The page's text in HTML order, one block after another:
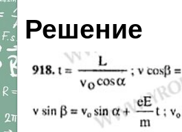
Решение